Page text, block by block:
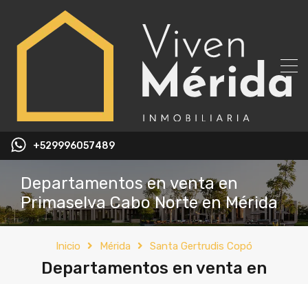
+529996057489
Departamentos en venta en
Primaselva Cabo Norte en Mérida
Inicio Mérida Santa Gertrudis Copó
Departamentos en venta en